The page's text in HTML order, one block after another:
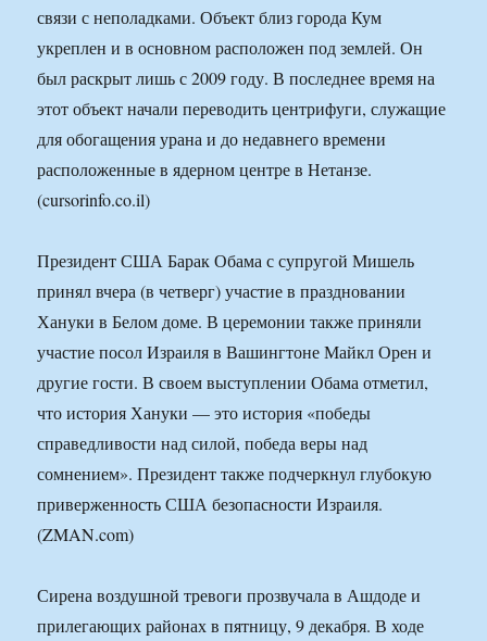
связи с неполадками. Объект близ города Кум
укреплен и в основном расположен под землей. Он
был раскрыт лишь с 2009 году. В последнее время на
этот объект начали переводить центрифуги, служащие
для обогащения урана и до недавнего времени
расположенные в ядерном центре в Нетанзе.
(cursorinfo.co.il)
Президент США Барак Обама с супругой Мишель
принял вчера (в четверг) участие в праздновании
Хануки в Белом доме. В церемонии также приняли
участие посол Израиля в Вашингтоне Майкл Орен и
другие гости. В своем выступлении Обама отметил,
что история Хануки — это история «победы
справедливости над силой, победа веры над
сомнением». Президент также подчеркнул глубокую
приверженность США безопасности Израиля.
(ZMAN.com)
Сирена воздушной тревоги прозвучала в Ашдоде и
прилегающих районах в пятницу, 9 декабря. В ходе